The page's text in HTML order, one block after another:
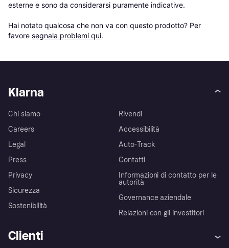
esterne e sono da considerarsi puramente indicative.
Hai notato qualcosa che non va con questo prodotto? Per
favore segnala problemi qui.
Klarna
Chi siamo
Careers
Legal
Press
Privacy
Sicurezza
Sostenibilità
Rivendi
Accessibilità
Auto-Track
Contatti
Informazioni di contatto per le
autorità
Governance aziendale
Relazioni con gli investitori
Clienti